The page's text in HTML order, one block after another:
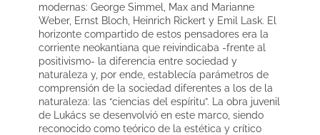
modernas: George Simmel, Max and Marianne
Weber, Ernst Bloch, Heinrich Rickert y Emil Lask. El
horizonte compartido de estos pensadores era la
corriente neokantiana que reivindicaba -frente al
positivismo- la diferencia entre sociedad y
naturaleza y, por ende, establecía parámetros de
comprensión de la sociedad diferentes a los de la
naturaleza: las “ciencias del espíritu”. La obra juvenil
de Lukács se desenvolvió en este marco, siendo
reconocido como teórico de la estética y crítico